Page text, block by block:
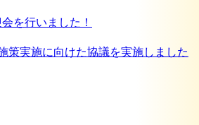
を行いました！
策実施に向けた協議を実施しました